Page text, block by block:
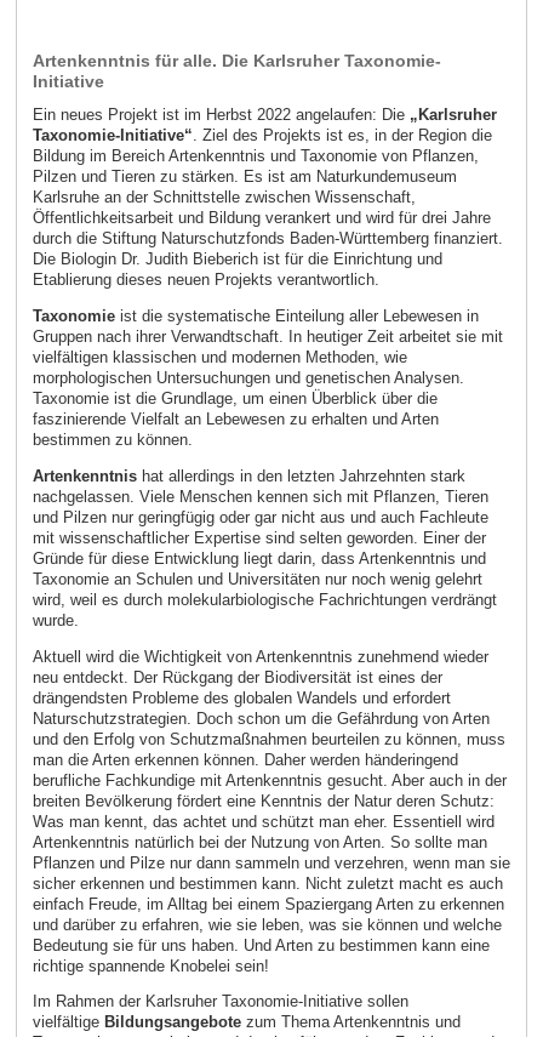
Artenkenntnis für alle. Die Karlsruher Taxonomie-
Initiative
Ein neues Projekt ist im Herbst 2022 angelaufen: Die „Karlsruher
Taxonomie-Initiative“. Ziel des Projekts ist es, in der Region die
Bildung im Bereich Artenkenntnis und Taxonomie von Pflanzen,
Pilzen und Tieren zu stärken. Es ist am Naturkundemuseum
Karlsruhe an der Schnittstelle zwischen Wissenschaft,
Öffentlichkeitsarbeit und Bildung verankert und wird für drei Jahre
durch die Stiftung Naturschutzfonds Baden-Württemberg finanziert.
Die Biologin Dr. Judith Bieberich ist für die Einrichtung und
Etablierung dieses neuen Projekts verantwortlich.
Taxonomie ist die systematische Einteilung aller Lebewesen in
Gruppen nach ihrer Verwandtschaft. In heutiger Zeit arbeitet sie mit
vielfältigen klassischen und modernen Methoden, wie
morphologischen Untersuchungen und genetischen Analysen.
Taxonomie ist die Grundlage, um einen Überblick über die
faszinierende Vielfalt an Lebewesen zu erhalten und Arten
bestimmen zu können.
Artenkenntnishat allerdings in den letzten Jahrzehnten stark
nachgelassen. Viele Menschen kennen sich mit Pflanzen, Tieren
und Pilzen nur geringfügig oder gar nicht aus und auch Fachleute
mit wissenschaftlicher Expertise sind selten geworden. Einer der
Gründe für diese Entwicklung liegt darin, dass Artenkenntnis und
Taxonomie an Schulen und Universitäten nur noch wenig gelehrt
wird, weil es durch molekularbiologische Fachrichtungen verdrängt
wurde.
Aktuell wird die Wichtigkeit von Artenkenntnis zunehmend wieder
neu entdeckt. Der Rückgang der Biodiversität ist eines der
drängendsten Probleme des globalen Wandels und erfordert
Naturschutzstrategien. Doch schon um die Gefährdung von Arten
und den Erfolg von Schutzmaßnahmen beurteilen zu können, muss
man die Arten erkennen können. Daher werden händeringend
berufliche Fachkundige mit Artenkenntnis gesucht. Aber auch in der
breiten Bevölkerung fördert eine Kenntnis der Natur deren Schutz:
Was man kennt, das achtet und schützt man eher. Essentiell wird
Artenkenntnis natürlich bei der Nutzung von Arten. So sollte man
Pflanzen und Pilze nur dann sammeln und verzehren, wenn man sie
sicher erkennen und bestimmen kann. Nicht zuletzt macht es auch
einfach Freude, im Alltag bei einem Spaziergang Arten zu erkennen
und darüber zu erfahren, wie sie leben, was sie können und welche
Bedeutung sie für uns haben. Und Arten zu bestimmen kann eine
richtige spannende Knobelei sein!
Im Rahmen der Karlsruher Taxonomie-Initiative sollen
vielfältige Bildungsangebotezum Thema Artenkenntnis und